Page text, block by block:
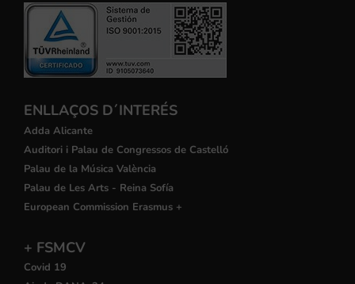
ENLLAÇOS D´INTERÉS
Adda Alicante
Auditori i Palau de Congressos de Castelló
Palau de la Música València
Palau de Les Arts - Reina Sofía
European Commission Erasmus +
+ FSMCV
Covid 19